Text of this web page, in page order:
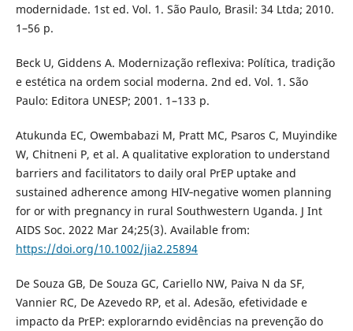
modernidade. 1st ed. Vol. 1. São Paulo, Brasil: 34 Ltda; 2010.
1–56 p.
Beck U, Giddens A. Modernização reflexiva: Política, tradição
e estética na ordem social moderna. 2nd ed. Vol. 1. São
Paulo: Editora UNESP; 2001. 1–133 p.
Atukunda EC, Owembabazi M, Pratt MC, Psaros C, Muyindike
W, Chitneni P, et al. A qualitative exploration to understand
barriers and facilitators to daily oral PrEP uptake and
sustained adherence among HIV‐negative women planning
for or with pregnancy in rural Southwestern Uganda. J Int
AIDS Soc. 2022 Mar 24;25(3). Available from:
https://doi.org/10.1002/jia2.25894
De Souza GB, De Souza GC, Cariello NW, Paiva N da SF,
Vannier RC, De Azevedo RP, et al. Adesão, efetividade e
impacto da PrEP: explorarndo evidências na prevenção do